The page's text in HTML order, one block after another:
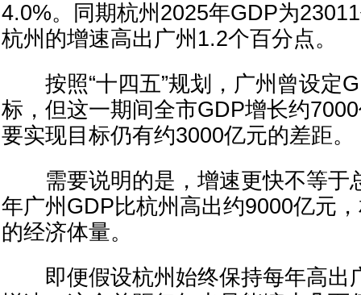
4.0%。同期杭州2025年GDP为
杭州的增速高出广州1.2个百分点。
按照“十四五”规划，广州曾设定
标，但这一期间全市GDP增长约
要实现目标仍有约3000亿元的差距。
需要说明的是，增速更快不等于
年广州GDP比杭州高出约9000亿元
的经济体量。
即便假设杭州始终保持每年高出